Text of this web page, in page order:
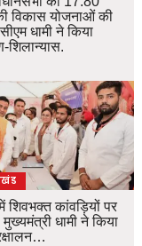
विकास योजनाओं की
धामी ने किया
शिलान्यास.
में शिवभक्त कांवड़ियों पर
मुख्यमंत्री धामी ने किया